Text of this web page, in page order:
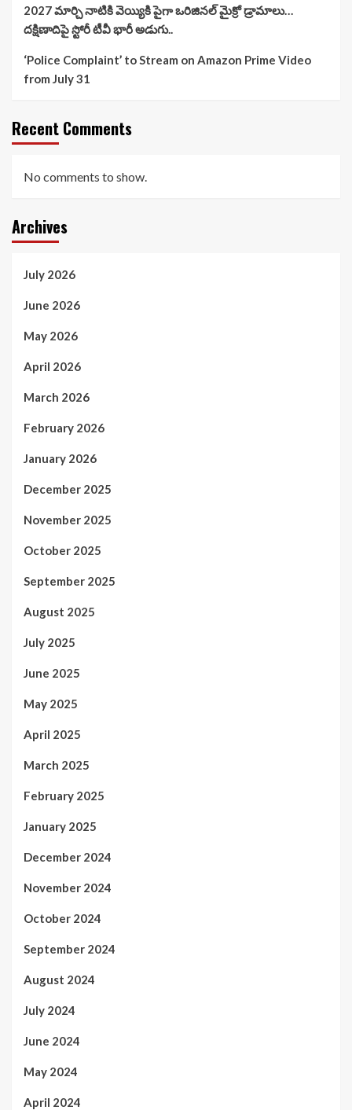
2027 మార్చి నాటికి వెయ్యికి పైగా ఒరిజినల్ మైక్రో డ్రామాలు…
దక్షిణాదిపై స్టోరీ టీవీ భారీ అడుగు..
‘Police Complaint’ to Stream on Amazon Prime Video
from July 31
Recent Comments
No comments to show.
Archives
July 2026
June 2026
May 2026
April 2026
March 2026
February 2026
January 2026
December 2025
November 2025
October 2025
September 2025
August 2025
July 2025
June 2025
May 2025
April 2025
March 2025
February 2025
January 2025
December 2024
November 2024
October 2024
September 2024
August 2024
July 2024
June 2024
May 2024
April 2024